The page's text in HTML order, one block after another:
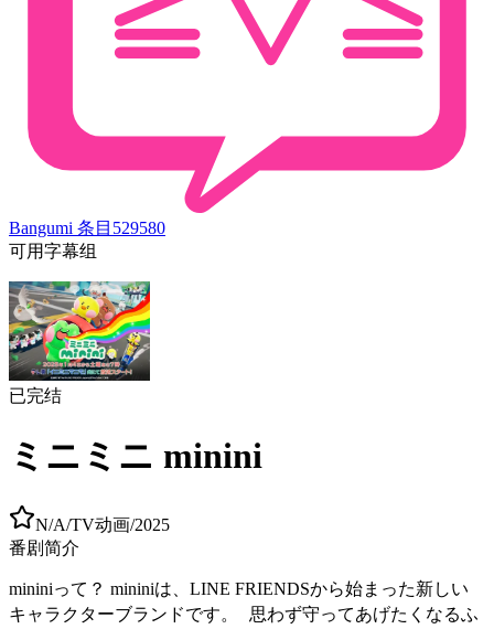
Bangumi 条目 529580
可用字幕组
已完结
ミニミニ minini
N/A/TV动画/2025
番剧简介
mininiって？ mininiは、LINE FRIENDSから始まった新しい
キャラクターブランドです。 思わず守ってあげたくなるふ